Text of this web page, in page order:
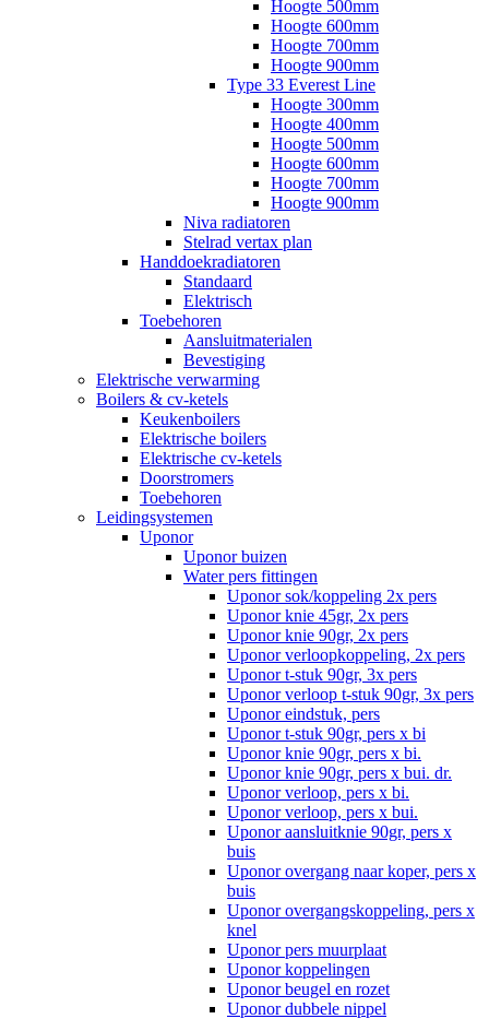
Hoogte 500mm
Hoogte 600mm
Hoogte 700mm
Hoogte 900mm
Type 33 Everest Line
Hoogte 300mm
Hoogte 400mm
Hoogte 500mm
Hoogte 600mm
Hoogte 700mm
Hoogte 900mm
Niva radiatoren
Stelrad vertax plan
Handdoekradiatoren
Standaard
Elektrisch
Toebehoren
Aansluitmaterialen
Bevestiging
Elektrische verwarming
Boilers & cv-ketels
Keukenboilers
Elektrische boilers
Elektrische cv-ketels
Doorstromers
Toebehoren
Leidingsystemen
Uponor
Uponor buizen
Water pers fittingen
Uponor sok/koppeling 2x pers
Uponor knie 45gr, 2x pers
Uponor knie 90gr, 2x pers
Uponor verloopkoppeling, 2x pers
Uponor t-stuk 90gr, 3x pers
Uponor verloop t-stuk 90gr, 3x pers
Uponor eindstuk, pers
Uponor t-stuk 90gr, pers x bi
Uponor knie 90gr, pers x bi.
Uponor knie 90gr, pers x bui. dr.
Uponor verloop, pers x bi.
Uponor verloop, pers x bui.
Uponor aansluitknie 90gr, pers x
buis
Uponor overgang naar koper, pers x
buis
Uponor overgangskoppeling, pers x
knel
Uponor pers muurplaat
Uponor koppelingen
Uponor beugel en rozet
Uponor dubbele nippel